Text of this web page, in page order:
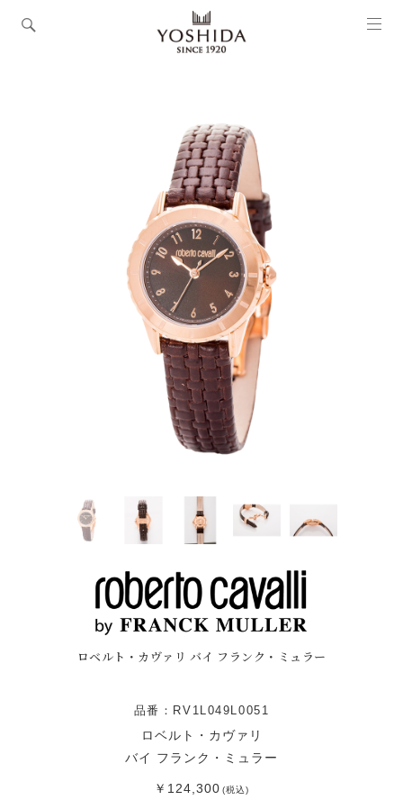
ロベルト・カヴァリ バイ フランク・ミュラー
品番：RV1L049L0051
ロベルト・カヴァリ
バイ フランク・ミュラー
￥124,300(税込)